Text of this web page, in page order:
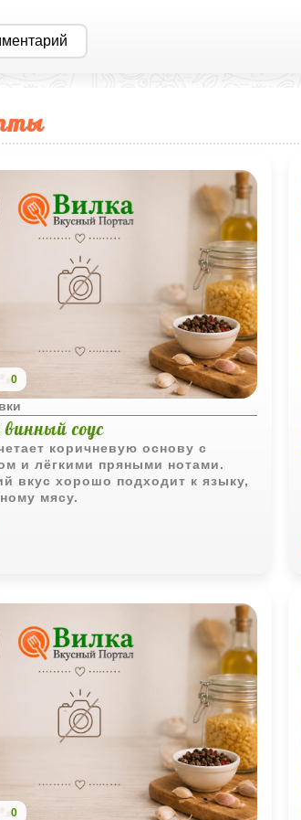
0
соус
коричневую основу с
и лёгкими пряными нотами.
вкус хорошо подходит к языку,
мясу.
0